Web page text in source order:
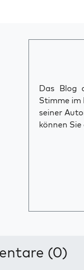
Das Blog
Stimme im
seiner
können
(0)